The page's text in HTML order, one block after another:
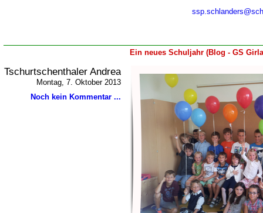
Ein neues Schuljahr (Blog - GS
Tschurtschenthaler Andrea
Montag, 7. Oktober 2013
Noch kein Kommentar ...